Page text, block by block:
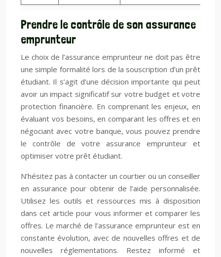
Prendre le contrôle de son assurance
emprunteur
Le choix de l’assurance emprunteur ne doit pas être
une simple formalité lors de la souscription d’un prêt
étudiant. Il s’agit d’une décision importante qui peut
avoir un impact significatif sur votre budget et votre
protection financière. En comprenant les enjeux, en
évaluant vos besoins, en comparant les offres et en
négociant avec votre banque, vous pouvez prendre
le contrôle de votre assurance emprunteur et
optimiser votre prêt étudiant.
N’hésitez pas à contacter un courtier ou un conseiller
en assurance pour obtenir de l’aide personnalisée.
Utilisez les outils et ressources mis à disposition
dans cet article pour vous informer et comparer les
offres. Le marché de l’assurance emprunteur est en
constante évolution, avec de nouvelles offres et de
nouvelles réglementations. Restez informé et